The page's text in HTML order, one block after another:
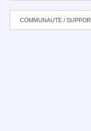
COMMUNAUTE /